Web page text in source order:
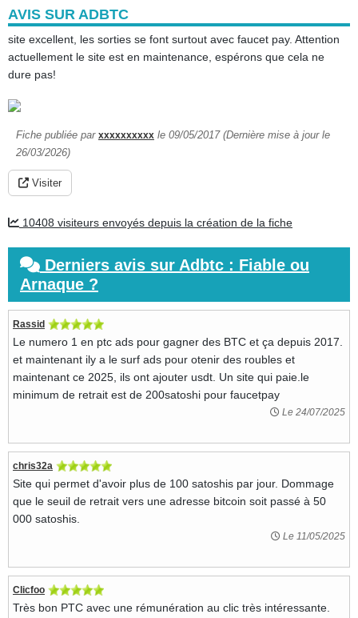
AVIS SUR ADBTC
site excellent, les sorties se font surtout avec faucet pay. Attention
actuellement le site est en maintenance, espérons que cela ne
dure pas!
Fiche publiée par xxxxxxxxxx le 09/05/2017 (Dernière mise à jour le
26/03/2026)
Visiter
10408 visiteurs envoyés depuis la création de la fiche
Derniers avis sur Adbtc : Fiable ou
Arnaque ?
Rassid
Le numero 1 en ptc ads pour gagner des BTC et ça depuis 2017.
et maintenant ily a le surf ads pour otenir des roubles et
maintenant ce 2025, ils ont ajouter usdt. Un site qui paie.le
minimum de retrait est de 200satoshi pour faucetpay
Le 24/07/2025
chris32a
Site qui permet d'avoir plus de 100 satoshis par jour. Dommage
que le seuil de retrait vers une adresse bitcoin soit passé à 50
000 satoshis.
Le 11/05/2025
Clicfoo
Très bon PTC avec une rémunération au clic très intéressante.